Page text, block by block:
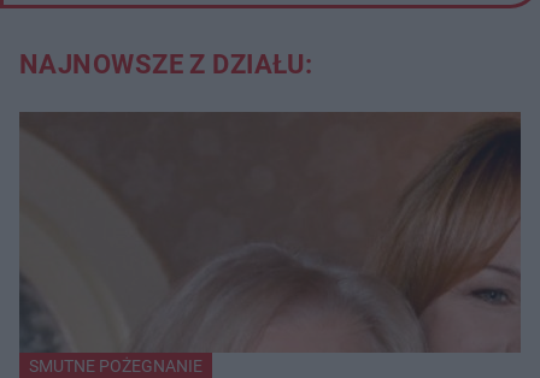
NAJNOWSZE Z DZIAŁU:
SMUTNE POŻEGNANIE